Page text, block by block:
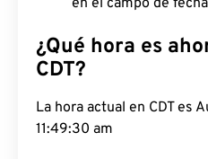
en el campo de
¿Qué hora es
CDT?
La hora actual en CDT es
am